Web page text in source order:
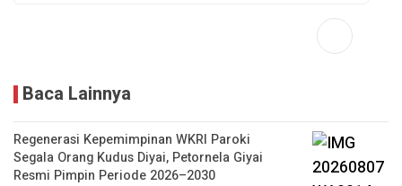
Baca Lainnya
Regenerasi Kepemimpinan WKRI Paroki
Segala Orang Kudus Diyai, Petornela Giyai
Resmi Pimpin Periode 2026–2030